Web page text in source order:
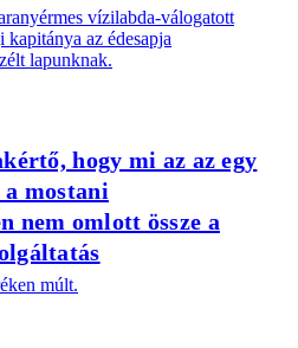
vízilabda-válogatott
kapitánya az édesapja
lapunknak.
hogy mi az az egy
mostani
nem omlott össze a
múlt.